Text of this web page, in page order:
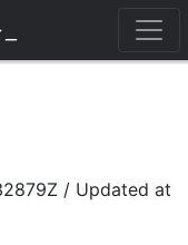
/ Updated at